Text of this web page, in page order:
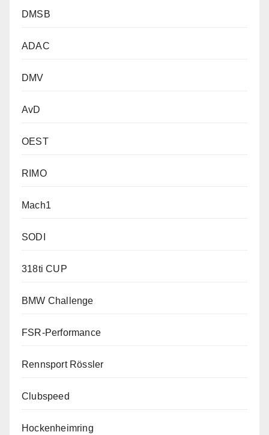
DMSB
ADAC
DMV
AvD
OEST
RIMO
Mach1
SODI
318ti CUP
BMW Challenge
FSR-Performance
Rennsport Rössler
Clubspeed
Hockenheimring